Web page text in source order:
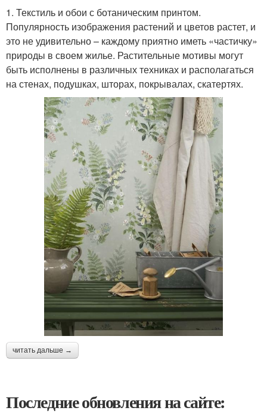
1. Текстиль и обои с ботаническим принтом.
Популярность изображения растений и цветов растет, и
это не удивительно – каждому приятно иметь «частичку»
природы в своем жилье. Растительные мотивы могут
быть исполнены в различных техниках и располагаться
на стенах, подушках, шторах, покрывалах, скатертях.
читать дальше →
Последние обновления на сайте: